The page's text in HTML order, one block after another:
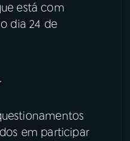
X
está com
dia 24 de
em participar